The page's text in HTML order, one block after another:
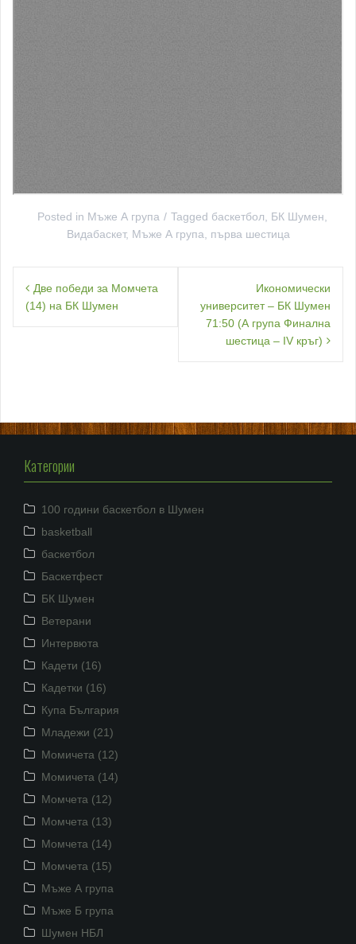
Posted in Мъже А група Tagged баскетбол БК Шумен
Видабаскет, Мъже А група първа шестица
Навигация
Две победи за Момчета
(14) на БК Шумен
Икономически
университет – БК Шумен
71:50 (А група Финална
шестица – IV кръг)
Категории
100 години баскетбол в Шумен
basketball
баскетбол
Баскетфест
БК Шумен
Ветерани
Интервюта
Кадети (16)
Кадетки (16)
Купа България
Младежи (21)
Момичета (12)
Момичета (14)
Момчета (12)
Момчета (13)
Момчета (14)
Момчета (15)
Мъже А група
Мъже Б група
Шумен НБЛ